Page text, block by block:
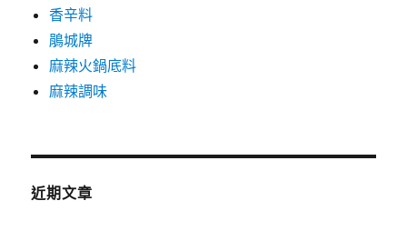
香辛料
鵑城牌
麻辣火鍋底料
麻辣調味
近期文章